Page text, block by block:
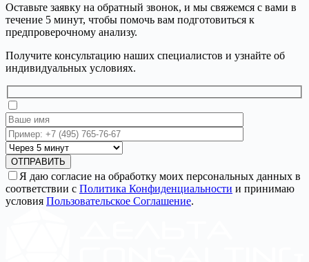
Оставьте заявку на обратный звонок, и мы свяжемся с вами в
течение 5 минут, чтобы помочь вам подготовиться к
предпроверочному анализу.
Получите консультацию наших специалистов и узнайте об
индивидуальных условиях.
ОТПРАВИТЬ
Я даю согласие на обработку моих персональных данных в
соответствии с Политика Конфиденциальности и принимаю
условия Пользовательское Соглашение.